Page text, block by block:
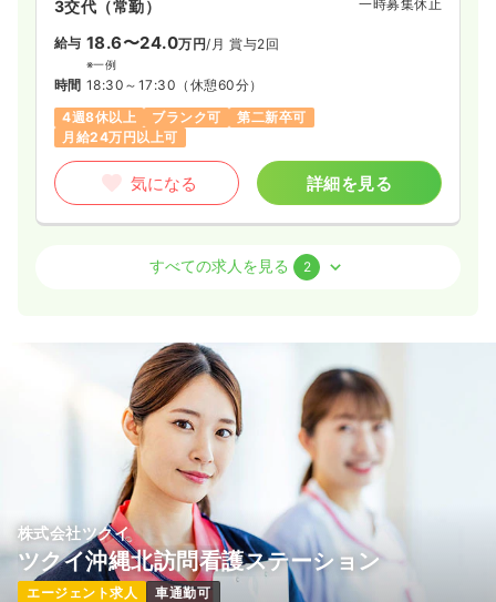
3交代（常勤） 一時募集休止
給与 18.6〜24.0万円/月 賞与2回
※一例
時間 18:30～17:30 （休憩60分）
4週8休以上
ブランク可
第二新卒可
月給24万円以上可
気になる 詳細を見る
お問い合わせください
8:30～17:30（休憩60分）
気になる 詳細を見る
訪問看護正看護師 一般＋療養
日勤のみ（常勤）
すべての求人を見る 2
株式会社ツクイ
ツクイ沖縄北訪問看護ステーション
エージェント求人 車通勤可